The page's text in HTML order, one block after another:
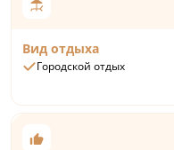
Вид отдыха
Городской отдых